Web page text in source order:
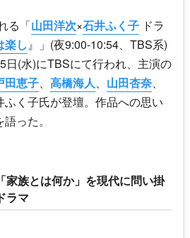
る「山田洋次×石井ふく子 ドラ
楽し』」(夜9:00-10:54、TBS系)
日(水)にTBSにて行われ、主演の
田恵子、 高橋海人、 山田杏奈、
ふく子氏が登壇。作品への思い
った。
家族とは何か」を現代に問い掛
ラマ